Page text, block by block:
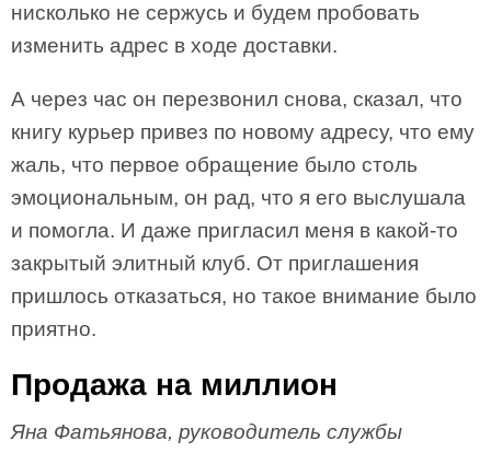
нисколько не сержусь и будем пробовать
изменить адрес в ходе доставки.
А через час он перезвонил снова, сказал, что
книгу курьер привез по новому адресу, что ему
жаль, что первое обращение было столь
эмоциональным, он рад, что я его выслушала
и помогла. И даже пригласил меня в какой-то
закрытый элитный клуб. От приглашения
пришлось отказаться, но такое внимание было
приятно.
Продажа на миллион
Яна Фатьянова, руководитель службы